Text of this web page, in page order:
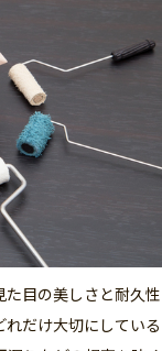
目の美しさと耐久性
だけ大切にしている